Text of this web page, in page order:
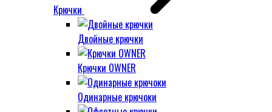
Крючки
Двойные крючки
Крючки OWNER
Одинарные крючоки